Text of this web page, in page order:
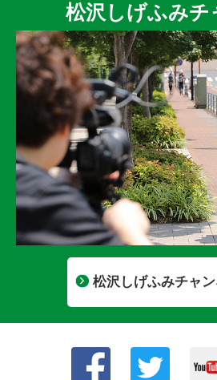
松沢しげふみチ
松沢しげふみチャ